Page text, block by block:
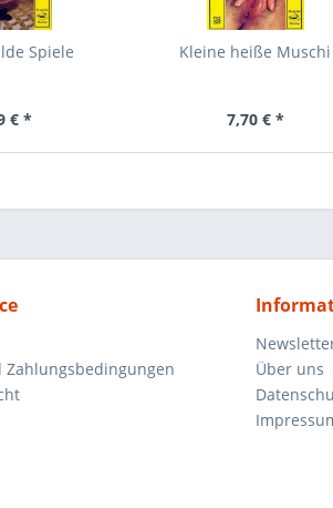
Spiele
€ *
Kleine heiße Muschi
7,70 € *
Zahlungsbedingungen
Über uns